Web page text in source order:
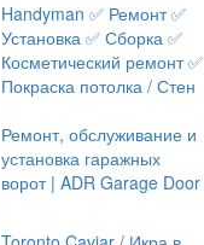
Handyman ✅ Ремонт ✅
Установка ✅ Сборка ✅
Косметический ремонт ✅
Покраска потолка / Стен
Ремонт, обслуживание и
установка гаражных
ворот | ADR Garage Door